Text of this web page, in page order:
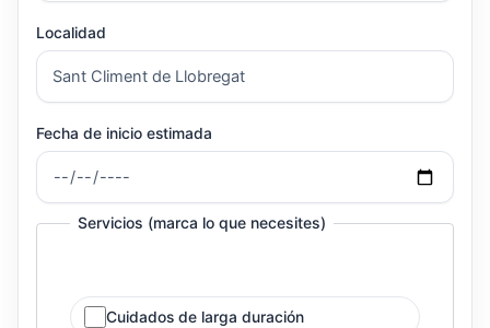
Localidad
Fecha de inicio estimada
Servicios (marca lo que necesites)
Cuidados de larga duración